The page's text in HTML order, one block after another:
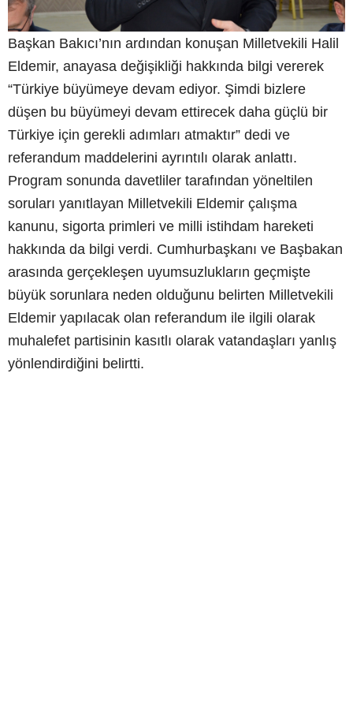
Başkan Bakıcı’nın ardından konuşan Milletvekili Halil
Eldemir, anayasa değişikliği hakkında bilgi vererek
“Türkiye büyümeye devam ediyor. Şimdi bizlere
düşen bu büyümeyi devam ettirecek daha güçlü bir
Türkiye için gerekli adımları atmaktır” dedi ve
referandum maddelerini ayrıntılı olarak anlattı.
Program sonunda davetliler tarafından yöneltilen
soruları yanıtlayan Milletvekili Eldemir çalışma
kanunu, sigorta primleri ve milli istihdam hareketi
hakkında da bilgi verdi. Cumhurbaşkanı ve Başbakan
arasında gerçekleşen uyumsuzlukların geçmişte
büyük sorunlara neden olduğunu belirten Milletvekili
Eldemir yapılacak olan referandum ile ilgili olarak
muhalefet partisinin kasıtlı olarak vatandaşları yanlış
yönlendirdiğini belirtti.